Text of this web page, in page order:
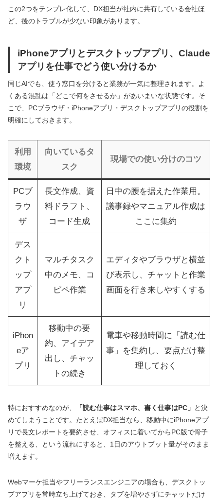
この2つをテンプレ化して、DX担当が社内に共有している会社ほ
ど、後のトラブルが少ない印象があります。
iPhoneアプリとデスクトップアプリ、Claude
アプリを仕事でどう使い分けるか
同じAIでも、使う窓口を分けると業務が一気に整理されます。よ
くある混乱は「どこで何をさせるか」があいまいな状態です。そ
こで、PCブラウザ・iPhoneアプリ・デスクトップアプリの役割を
明確にしておきます。
利用
環境
向いているタ
スク
現場での使い分けのコツ
PCブ
ラウ
ザ
長文作成、資
料ドラフト、
コード生成
日中の腰を据えた作業用。
議事録やマニュアル作成は
ここに集約
デス
クト
ップ
アプ
リ
マルチタスク
中のメモ、コ
ピペ作業
エディタやブラウザと横並
び表示し、チャットと作業
画面を行き来しやすくする
iPhon
eア
プリ
移動中の要
約、アイデア
出し、チャッ
トの続き
電車や移動時間に「読む仕
事」を集約し、要点だけ整
理しておく
特におすすめなのが、 「読む仕事はスマホ、書く仕事はPC」 と決
めてしまうことです。たとえばDX担当なら、移動中にiPhoneアプ
リで長文レポートを要約させ、オフィスに着いてからPC版で骨子
を整える、という流れにすると、1日のアウトプット量がそのまま
増えます。
Webマーケ担当やフリーランスエンジニアの場合も、デスクトッ
プアプリを常時立ち上げておき、タブを増やさずにチャットだけ